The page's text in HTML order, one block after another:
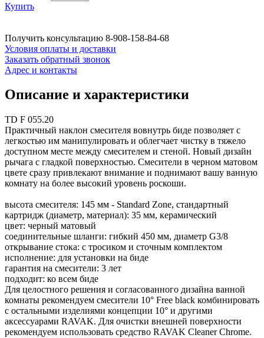
Купить
Получить консультацию 8-908-158-84-68
Условия оплаты и доставки
Заказать обратный звонок
Адрес и контакты
Описание и характеристики
TD F 055.20
Практичный наклон смесителя вовнутрь биде позволяет с
легкостью им манипулировать и облегчает чистку в тяжело
доступном месте между смесителем и стеной. Новый дизайн
рычага с гладкой поверхностью. Смесители в черном матовом
цвете сразу привлекают внимание и поднимают вашу ванную
комнату на более высокий уровень роскоши.
высота смесителя: 145 мм - Standard Zone, стандартный
картридж (диаметр, материал): 35 мм, керамический
цвет: черный матовый
соединительные шланги: гибкий 450 мм, диаметр G3/8
открывание стока: с тросиком и сточным комплектом
исполнение: для установки на биде
гарантия на смесители: 3 лет
подходит: ко всем биде
Для целостного решения и согласованного дизайна ванной
комнаты рекомендуем смесители 10° Free black комбинировать
с остальными изделиями концепции 10° и другими
аксессуарами RAVAK. Для очистки внешней поверхности
рекомендуем использовать средство RAVAK Cleaner Chrome.